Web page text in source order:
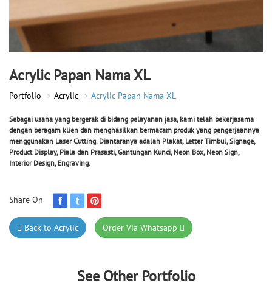
Acrylic Papan Nama XL
Portfolio Acrylic Acrylic Papan Nama XL
Sebagai usaha yang bergerak di bidang pelayanan jasa, kami telah bekerjasama
dengan beragam klien dan menghasilkan bermacam produk yang pengerjaannya
menggunakan Laser Cutting. Diantaranya adalah Plakat, Letter Timbul, Signage,
Product Display, Piala dan Prasasti, Gantungan Kunci, Neon Box, Neon Sign,
Interior Design, Engraving.
Share On
Back to Acrylic Order Via Whatsapp
See Other Portfolio